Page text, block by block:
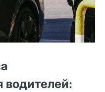
водителей: